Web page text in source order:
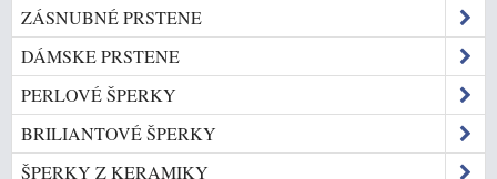
ZÁSNUBNÉ PRSTENE
DÁMSKE PRSTENE
PERLOVÉ ŠPERKY
BRILIANTOVÉ ŠPERKY
ŠPERKY Z KERAMIKY